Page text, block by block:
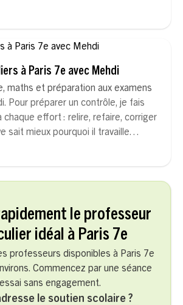
le professeur
idéal à Paris 7e
professeurs disponibles à Paris 7e
Commencez par une séance
sans engagement.
le soutien scolaire ?
à Paris 7e avec Mehdi
maths et préparation aux examens
Pour préparer un contrôle, je fais
chaque effort : relire, refaire, corriger
sait mieux pourquoi il travaille…